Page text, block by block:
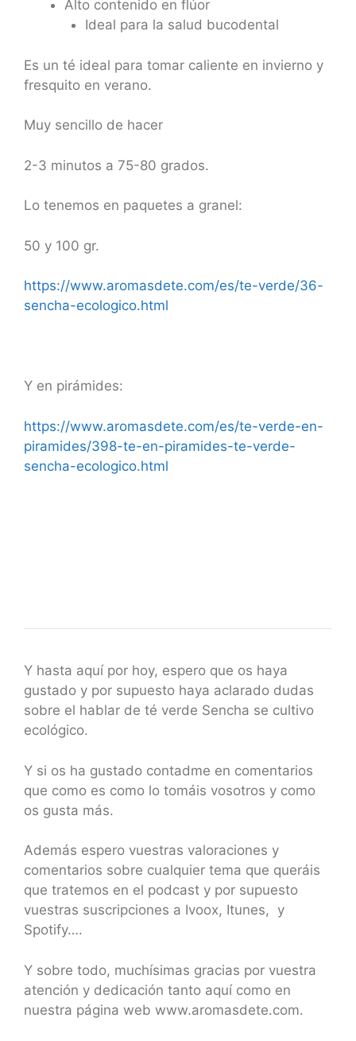
Alto contenido en flúor
Ideal para la salud bucodental
Es un té ideal para tomar caliente en invierno y
fresquito en verano.
Muy sencillo de hacer
2-3 minutos a 75-80 grados.
Lo tenemos en paquetes a granel:
50 y 100 gr.
https://www.aromasdete.com/es/te-verde/36-
sencha-ecologico.html
Y en pirámides:
https://www.aromasdete.com/es/te-verde-en-
piramides/398-te-en-piramides-te-verde-
sencha-ecologico.html
Y hasta aquí por hoy, espero que os haya
gustado y por supuesto haya aclarado dudas
sobre el hablar de té verde Sencha se cultivo
ecológico.
Y si os ha gustado contadme en comentarios
que como es como lo tomáis vosotros y como
os gusta más.
Además espero vuestras valoraciones y
comentarios sobre cualquier tema que queráis
que tratemos en el podcast y por supuesto
vuestras suscripciones a Ivoox, Itunes, y
Spotify….
Y sobre todo, muchísimas gracias por vuestra
atención y dedicación tanto aquí como en
nuestra página web www.aromasdete.com.